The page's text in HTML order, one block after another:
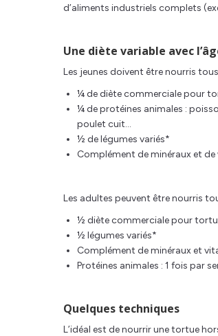
d’aliments industriels complets
Une diète variable avec
Les jeunes doivent être nourris
¼ de diète commerciale pour
¼ de protéines animales :
poulet cuit…
½ de légumes variés*
Complément de minéraux et de
Les adultes peuvent être nourris
½ diète commerciale pour
½ légumes variés*
Complément de minéraux et
Protéines animales : 1 fois par
Quelques techniques
L’idéal est de nourrir une tortue